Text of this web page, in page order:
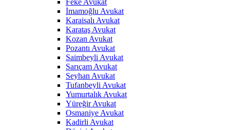
Feke Avukat
İmamoğlu Avukat
Karaisalı Avukat
Karataş Avukat
Kozan Avukat
Pozantı Avukat
Saimbeyli Avukat
Sarıçam Avukat
Seyhan Avukat
Tufanbeyli Avukat
Yumurtalık Avukat
Yüreğir Avukat
Osmaniye Avukat
Kadirli Avukat